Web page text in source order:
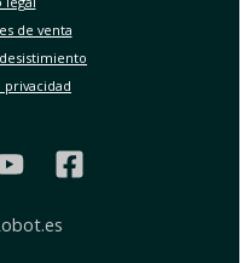
de venta
privacidad